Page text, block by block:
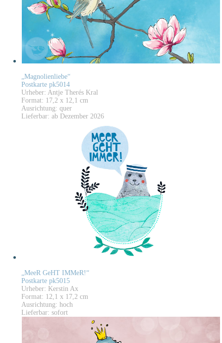
„Magnolienliebe“
Postkarte pk5014
Urheber: Antje Therés Kral
Format: 17,2 x 12,1 cm
Ausrichtung: quer
Lieferbar: ab Dezember 2026
„MeeR GeHT IMMeR!“
Postkarte pk5015
Urheber: Kerstin Ax
Format: 12,1 x 17,2 cm
Ausrichtung: hoch
Lieferbar: sofort